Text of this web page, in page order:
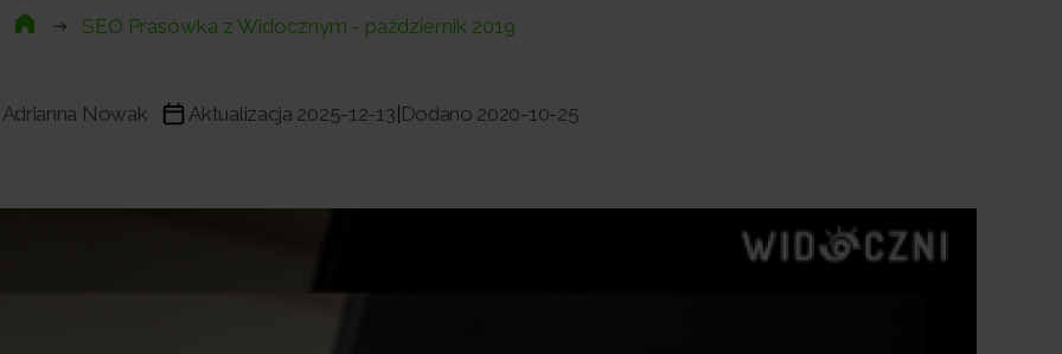
SEO Prasówka z Widocznym - październik 2019
Adrianna Nowak Aktualizacja 2025-12-13 Dodano 2020-10-25